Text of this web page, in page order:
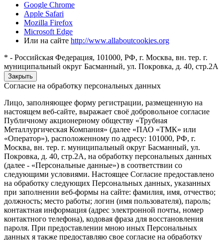
Google Chrome
Apple Safari
Mozilla Firefox
Microsoft Edge
Или на сайте http://www.allaboutcookies.org
* - Российская Федерация, 101000, РФ, г. Москва, вн. тер. г.
муниципальный округ Басманный, ул. Покровка, д. 40, стр.2А
Закрыть
Согласие на обработку персональных данных
Лицо, заполняющее форму регистрации, размещенную на
настоящем веб-сайте, выражает своё добровольное согласие
Публичному акционерному обществу «Трубная
Металлургическая Компания» (далее «ПАО «ТМК» или
«Оператор»), расположенному по адресу: 101000, РФ, г.
Москва, вн. тер. г. муниципальный округ Басманный, ул.
Покровка, д. 40, стр.2А, на обработку персональных данных
(далее - «Персональные данные») в соответствии со
следующими условиями. Настоящее Согласие предоставлено
на обработку следующих Персональных данных, указанных
при заполнении веб-формы на сайте: фамилия, имя, отчество;
должность; место работы; логин (имя пользователя), пароль;
контактная информация (адрес электронной почты, номер
контактного телефона), кодовая фраза для восстановления
пароля. При предоставлении мною иных Персональных
данных я также предоставляю свое согласие на обработку